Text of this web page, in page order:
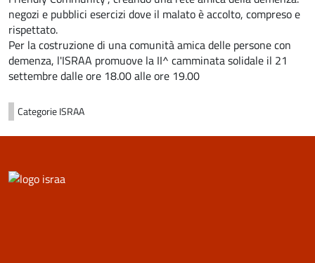
negozi e pubblici esercizi dove il malato è accolto, compreso e
rispettato.
Per la costruzione di una comunità amica delle persone con
demenza, l'ISRAA promuove la II^ camminata solidale il 21
settembre dalle ore 18.00 alle ore 19.00
CategorieISRAA